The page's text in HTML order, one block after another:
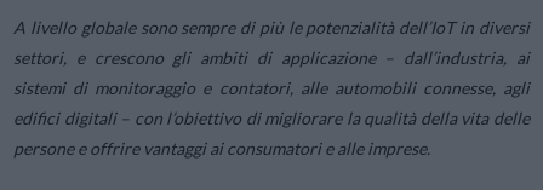
A livello globale sono sempre di più le potenzialità dell’IoT in diversi
settori, e crescono gli ambiti di applicazione – dall’industria, ai
sistemi di monitoraggio e contatori, alle automobili connesse, agli
edifici digitali – con l’obiettivo di migliorare la qualità della vita delle
persone e offrire vantaggi ai consumatori e alle imprese.